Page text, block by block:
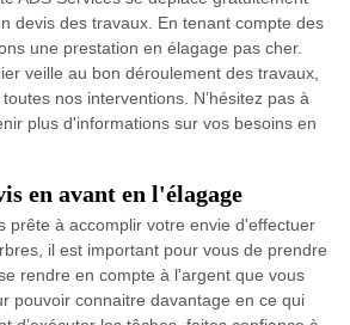
devis des travaux. En tenant compte des
une prestation en élagage pas cher.
veille au bon déroulement des travaux,
nos interventions. N’hésitez pas à
plus d'informations sur vos besoins en
en avant en l'élagage
prête à accomplir votre envie d'effectuer
il est important pour vous de prendre
rendre en compte à l'argent que vous
pouvoir connaitre davantage en ce qui